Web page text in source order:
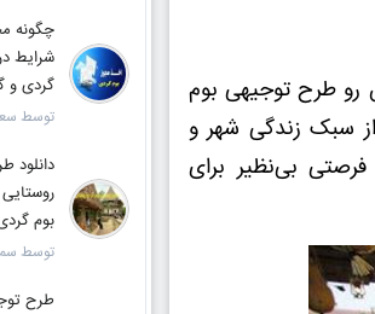
رو طرح توجیهی بوم
سبک زندگی شهر و
بی‌نظیر برای
چگونه
شرایط
گردی و
توسط
دانلود
بوم گردی
توسط
طرح